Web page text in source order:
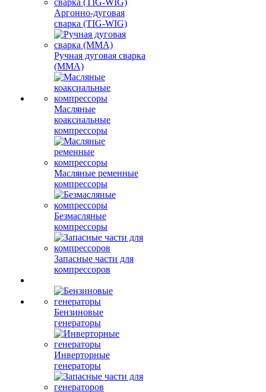
Аргонно-дуговая
сварка (TIG-WIG)
Ручная дуговая сварка
(MMA)
Масляные
коаксиальные
компрессоры
Масляные ременные
компрессоры
Безмасляные
компрессоры
Запасные части для
компрессоров
Бензиновые
генераторы
Инверторные
генераторы